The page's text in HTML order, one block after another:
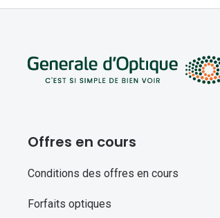
Offres en cours
Conditions des offres en cours
Forfaits optiques